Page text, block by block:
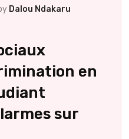
Dalou Ndakaru
en
sur